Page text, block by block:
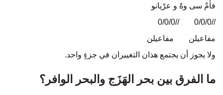
فأمْ سى وهْ و عرْيانو
//0/0/0
//0/0/0
مفاعيلن
مفاعيلن
ولا يجوز أن يجتمع هذان التغييران في جزءٍ واحد.
ما الفرق بين بحر الهَزَج والبحر الوافر؟